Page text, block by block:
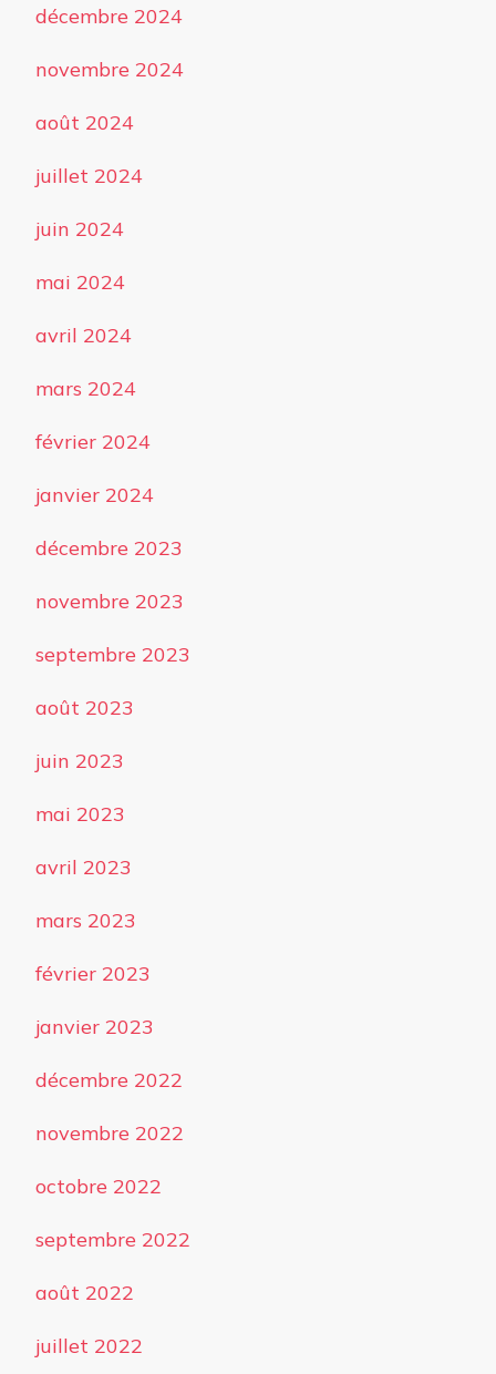
décembre 2024
novembre 2024
août 2024
juillet 2024
juin 2024
mai 2024
avril 2024
mars 2024
février 2024
janvier 2024
décembre 2023
novembre 2023
septembre 2023
août 2023
juin 2023
mai 2023
avril 2023
mars 2023
février 2023
janvier 2023
décembre 2022
novembre 2022
octobre 2022
septembre 2022
août 2022
juillet 2022